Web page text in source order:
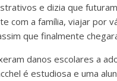
e dizia que
com a família, viajar por
que finalmente
danos escolares a
é estudiosa e uma